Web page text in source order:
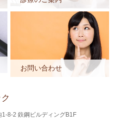
お問い合わせ
8-2 鉃鋼ビルディングB1F